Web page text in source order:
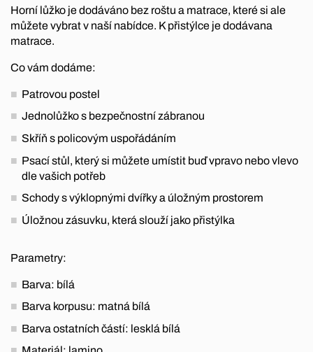
Horní lůžko je dodáváno bez roštu a matrace, které si ale
můžete vybrat v naší nabídce. K přistýlce je dodávana
matrace.
Co vám dodáme:
Patrovou postel
Jednolůžko s bezpečnostní zábranou
Skříň s policovým uspořádáním
Psací stůl, který si můžete umístit buď vpravo nebo vlevo
dle vašich potřeb
Schody s výklopnými dvířky a úložným prostorem
Úložnou zásuvku, která slouží jako přistýlka
Parametry:
Barva: bílá
Barva korpusu: matná bílá
Barva ostatních částí: lesklá bílá